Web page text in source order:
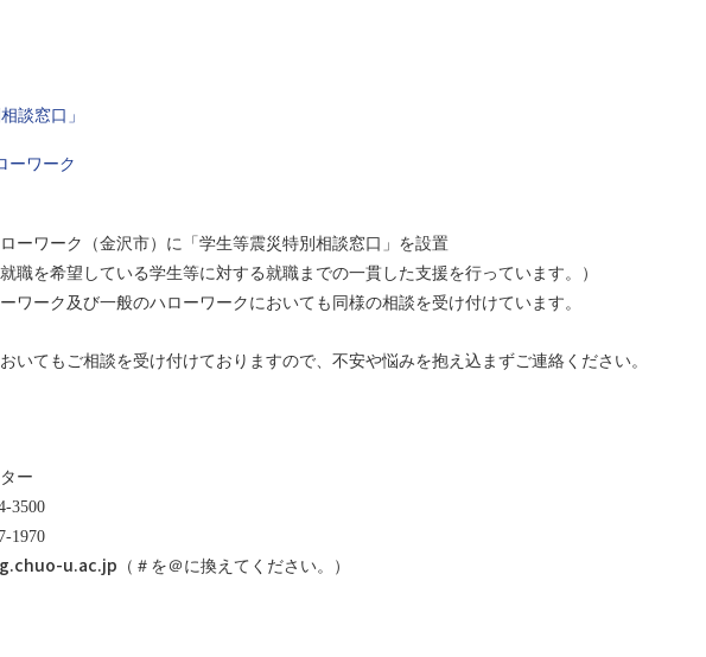
談窓口」
ーワーク
ーワーク（金沢市）に「学生等震災特別相談窓口」を設置
職を希望している学生等に対する就職までの一貫した支援を行っています。）
ワーク及び一般のハローワークにおいても同様の相談を受け付けています。
いてもご相談を受け付けておりますので、不安や悩みを抱え込まずご連絡ください。
ー
3500
1970
u.ac.jp （＃を＠に換えてください。）